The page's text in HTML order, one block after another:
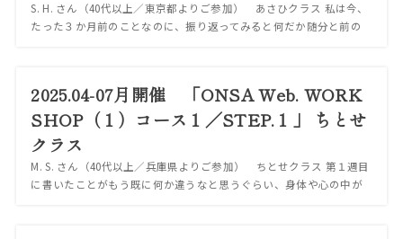
S. H. さん（40代以上／東京都よりご参加） あさひクラス 私は今、
たった３か月前のことなのに、振り返ってみると何だか随分と前の
2025.04-07月開催 「ONSA Web. WORK
SHOP（１）コース１／STEP.１」 ちとせ
クラス
M. S. さん（40代以上／兵庫県よりご参加） ちとせクラス 第１週目
に書いたことがもう既に何か違うなと思うぐらい、身体や心の中が